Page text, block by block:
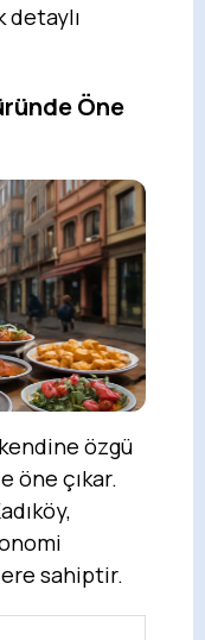
detaylı
Öne
özgü
öne çıkar.
sahiptir.